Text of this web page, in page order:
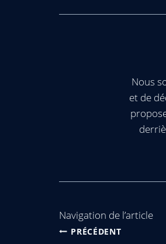
Nous
et de
Navigation de l’article
PRÉCÉDENT